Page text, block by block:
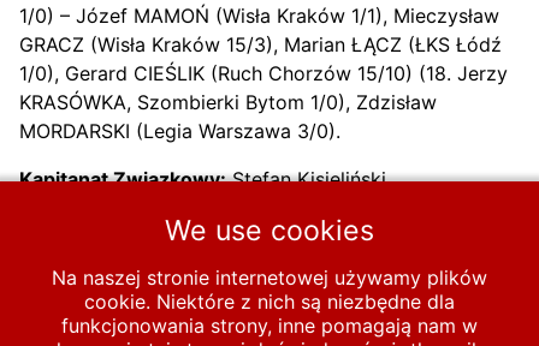
1/0) – Józef MAMOŃ (Wisła Kraków 1/1), Mieczysław
GRACZ (Wisła Kraków 15/3), Marian ŁĄCZ (ŁKS Łódź
1/0), Gerard CIEŚLIK (Ruch Chorzów 15/10) (18. Jerzy
KRASÓWKA, Szombierki Bytom 1/0), Zdzisław
MORDARSKI (Legia Warszawa 3/0).
Kapitanat Związkowy:Stefan Kisieliński
Poprzednia strona: 1949-6-8 Polska - Reprezentacja
Poprzednia Następna
Następna
We use cookies
Na naszej stronie internetowej używamy plików
cookie. Niektóre z nich są niezbędne dla
funkcjonowania strony, inne pomagają nam w